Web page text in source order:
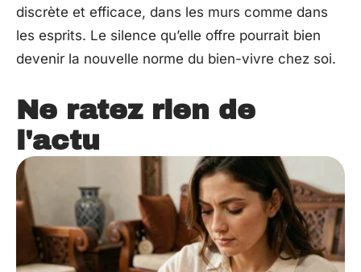
discrète et efficace, dans les murs comme dans
les esprits. Le silence qu’elle offre pourrait bien
devenir la nouvelle norme du bien-vivre chez soi.
Ne ratez rien de
l'actu